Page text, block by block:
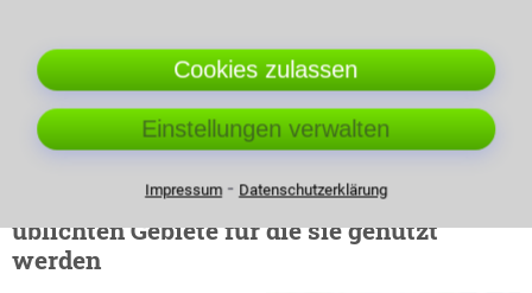
Person diesen Rechtsschutz zu erhalten. Ist dies nicht
nachzuweisen, so kann eine Klage abgewiesen
werden, ebenso wenn das Gericht mutwillig oder aus
unlauterer Absicht in Anspruch genommen wird.
Die Rechtsschutzversicherung und die
üblichten Gebiete für die sie genutzt
werden
Cookies zulassen
Einstellungen verwalten
Impressum⁃ Datenschutzerklärung